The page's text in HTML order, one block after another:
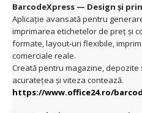
BarcodeXpress — Design și
Aplicație avansată pentru
imprimarea etichetelor de preț și
formate, layout-uri flexibile,
comerciale reale.
Creată pentru magazine,
acuratețea și viteza contează.
https://www.office24.ro/